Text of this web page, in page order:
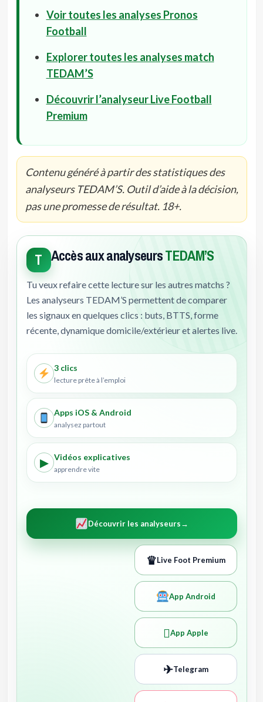
Voir toutes les analyses Pronos
Football
Explorer toutes les analyses match
TEDAM’S
Découvrir l’analyseur Live Football
Premium
Contenu généré à partir des statistiques des
analyseurs TEDAM’S. Outil d’aide à la décision,
pas une promesse de résultat. 18+.
T Accès aux analyseursTEDAM’S
Tu veux refaire cette lecture sur les autres matchs ?
Les analyseurs TEDAM’S permettent de comparer
les signaux en quelques clics : buts, BTTS, forme
récente, dynamique domicile/extérieur et alertes live.
3 clics
lecture prête à l’emploi
Apps iOS & Android
analysez partout
▶ Vidéos explicatives
apprendre vite
Découvrir les analyseurs→
♛Live Foot Premium
App Android
App Apple
✈Telegram